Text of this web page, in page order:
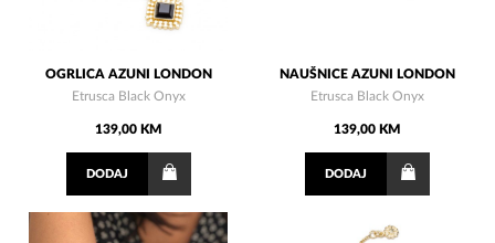
OGRLICA AZUNI LONDON
Etrusca Black Onyx
139,00 KM
DODAJ
NAUŠNICE AZUNI LONDON
Etrusca Black Onyx
139,00 KM
DODAJ